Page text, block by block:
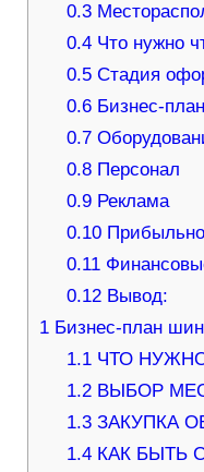
0.3
0.4 Что нужно
0.5 Стадия
0.6 Бизнес-
0.7
0.8 Персонал
0.9 Реклама
0.10
0.11
0.12 Вывод:
1Бизнес-план
1.1 ЧТО
1.2 ВЫБОР
1.3 ЗАКУПКА
1.4 КАК БЫТЬ